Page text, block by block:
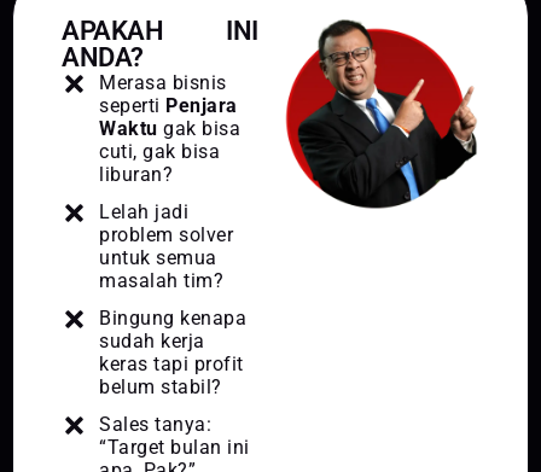
APAKAH INI
ANDA?
Merasa bisnis
seperti Penjara
Waktu gak bisa
cuti, gak bisa
liburan?
Lelah jadi
problem solver
untuk semua
masalah tim?
Bingung kenapa
sudah kerja
keras tapi profit
belum stabil?
Sales tanya:
“Target bulan ini